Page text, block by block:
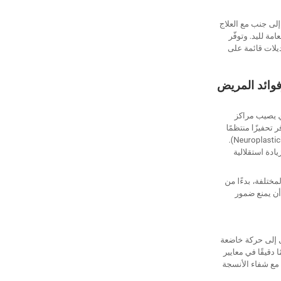
جنب مع العلاج
لليد. وتوفّر
قائمة على
المريض
يصيب مراكز
تحفيزًا منتظمًا
وتكراريًّا يمكن أن يساعد في إعادة توصيل المسارات العصبية وفقًا لمبادئ التَّغَيُّر العصبي (Neuroplasticity).
استقلالية
بدءًا من
يمنع ضمور
إلى حركة خاضعة
في معايير
مع شفاء الأنسجة